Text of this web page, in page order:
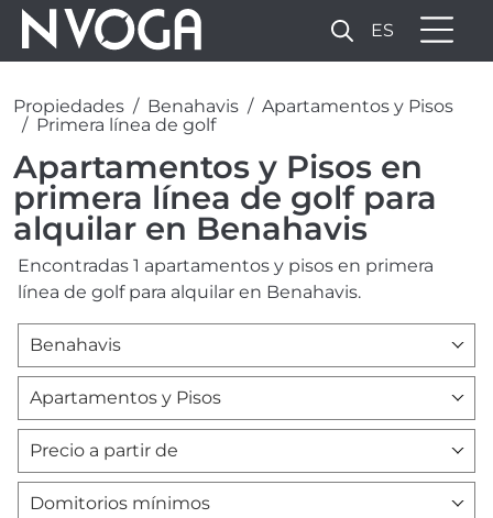
ES
Propiedades Benahavis
Apartamentos y Pisos
Primera línea de golf
Apartamentos y Pisos en
primera línea de golf para
alquilar en Benahavis
Encontradas 1 apartamentos y pisos en primera
línea de golf para alquilar en Benahavis.
Benahavis
Apartamentos y Pisos
Precio a partir de
Domitorios mínimos